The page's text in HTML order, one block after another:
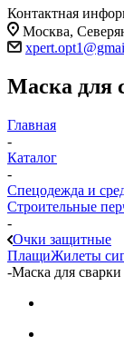
Контактная
Москва,
Маска для
Главная
-
Каталог
-
Спецодежда и
Строительные
-
Очки защитные
ПлащиЖилеты
-Маска для